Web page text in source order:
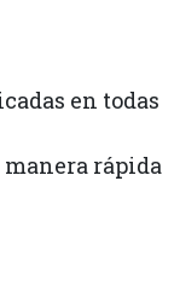
en todas
rápida